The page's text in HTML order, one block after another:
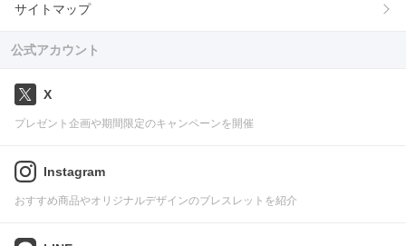
サイトマップ
公式アカウント
X
プレゼント企画や期間限定のキャンペーンを開催
Instagram
おすすめ商品やオリジナルデザインのブレスレットを紹介